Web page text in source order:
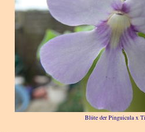
Blüte der Pinguicula x